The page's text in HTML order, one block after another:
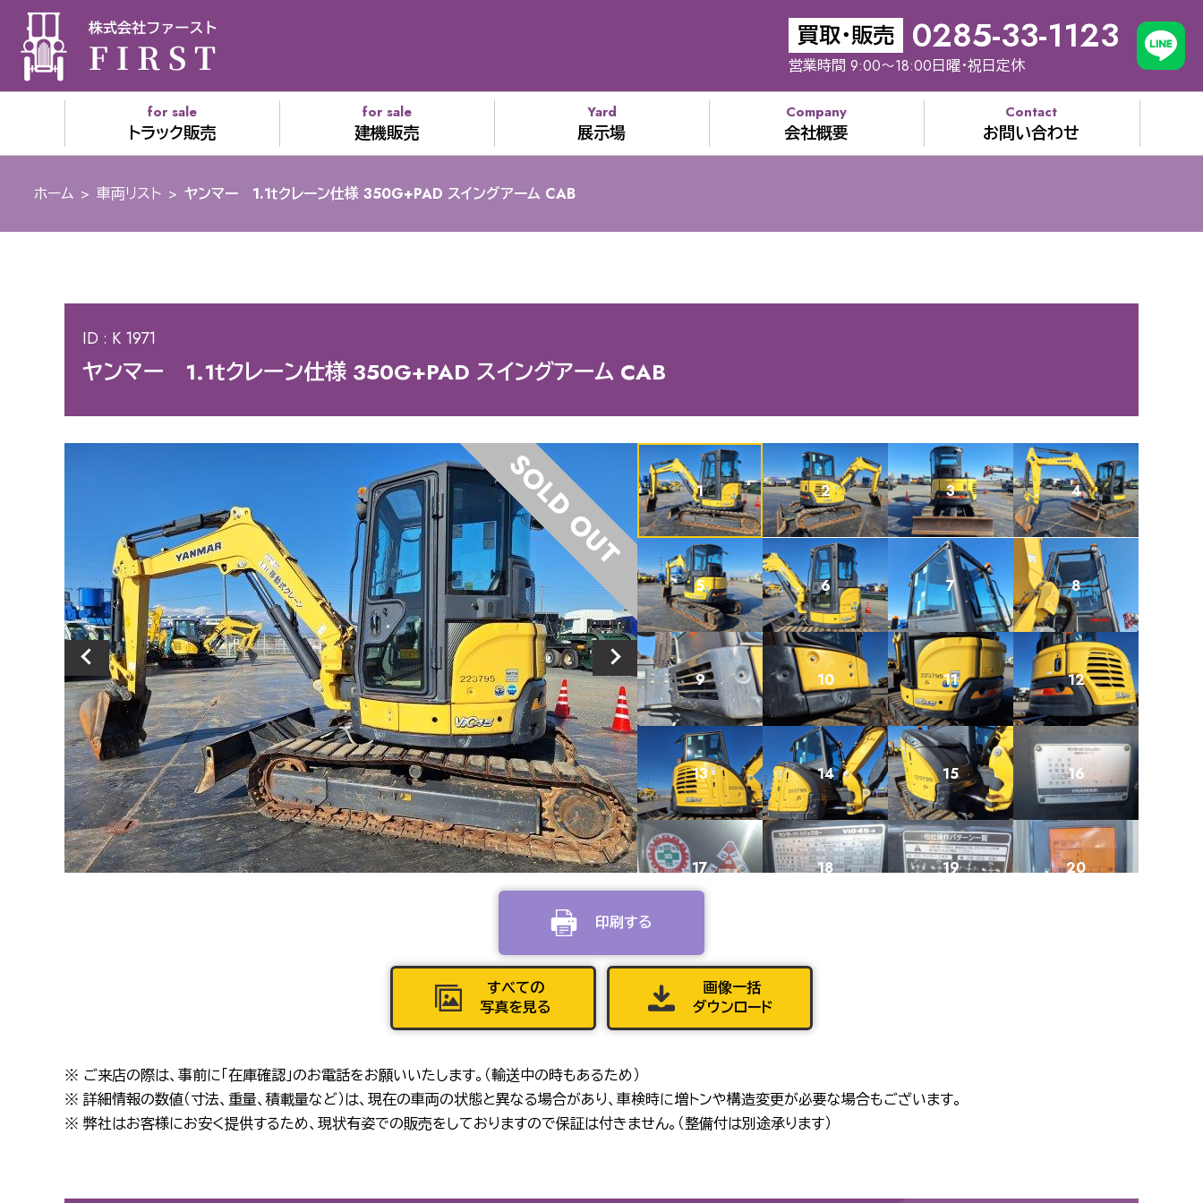
買取・販売 0285-33-1123
営業時間 9:00～18:00日曜・祝日定休
for sale
トラック販売
for sale
建機販売
Yard
展示場
Company
会社概要
Contact
お問い合わせ
ホーム > 車両リスト > ヤンマー 1.1ｔクレーン仕様 350G+PAD スイングアーム CAB
ID : K 1971
ヤンマー 1.1ｔクレーン仕様 350G+PAD スイングアーム CAB
SOLD OUT 1 2 3 4
5 6 7 8
9 10 11 12
13 14 15 16
17 18 19 20
21
印刷する
すべての
写真を見る
画像一括
ダウンロード
※ ご来店の際は、事前に「在庫確認」のお電話をお願いいたします。（輸送中の時もあるため）
※ 詳細情報の数値（寸法、重量、積載量など）は、現在の車両の状態と異なる場合があり、車検時に増トンや構造変更が必要な場合もございます。
※ 弊社はお客様にお安く提供するため、現状有姿での販売をしておりますので保証は付きません。（整備付は別途承ります）